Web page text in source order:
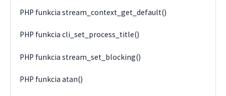
PHP funkcia stream_context_get_default()
PHP funkcia cli_set_process_title()
PHP funkcia stream_set_blocking()
PHP funkcia atan()